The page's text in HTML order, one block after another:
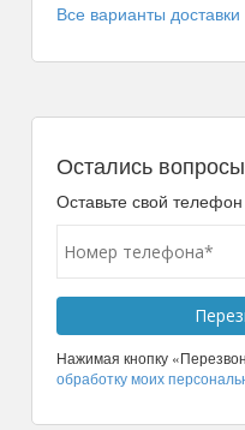
Все варианты доставки
Остались
Оставьте свой
Нажимая кнопку
обработку моих